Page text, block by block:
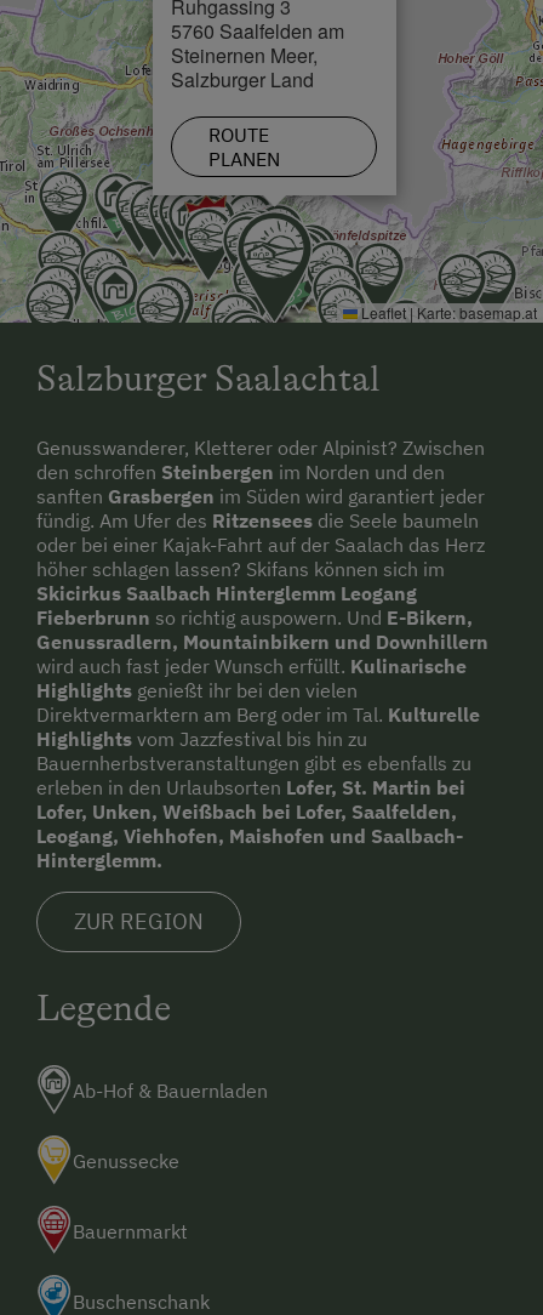
Loipe in 0.5 kmRuhgassing 3
5760 Saalfelden am
Steinernen Meer,
Salzburger Land
ROUTE
PLANEN
Leaflet | Karte:basemap.at
Salzburger Saalachtal
Genusswanderer, Kletterer oder Alpinist? Zwischen
den schroffen Steinbergen im Norden und den
sanften Grasbergen im Süden wird garantiert jeder
fündig. Am Ufer des Ritzensees die Seele baumeln
oder bei einer Kajak-Fahrt auf der Saalach das Herz
höher schlagen lassen? Skifans können sich im
Skicirkus Saalbach Hinterglemm Leogang
Fieberbrunn so richtig auspowern. Und E-Bikern,
Genussradlern, Mountainbikern und Downhillern
wird auch fast jeder Wunsch erfüllt. Kulinarische
Highlights genießt ihr bei den vielen
Direktvermarktern am Berg oder im Tal. Kulturelle
Highlights vom Jazzfestival bis hin zu
Bauernherbstveranstaltungen gibt es ebenfalls zu
erleben in den Urlaubsorten Lofer, St. Martin bei
Lofer, Unken, Weißbach bei Lofer, Saalfelden,
Leogang, Viehhofen, Maishofen und Saalbach-
Hinterglemm.
ZUR REGION
Legende
Ab-Hof & Bauernladen
Genussecke
Bauernmarkt
Buschenschank